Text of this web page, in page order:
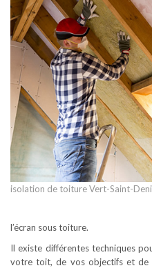
isolation de toiture Vert-Saint-
l’écran sous toiture.
Il existe différentes techniques
votre toit, de vos objectifs et de